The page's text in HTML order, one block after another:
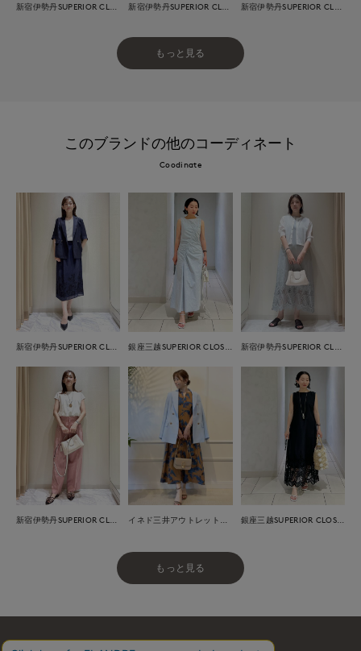
もっと見る
このブランドの他のコーディネート
Coodinate
もっと見る